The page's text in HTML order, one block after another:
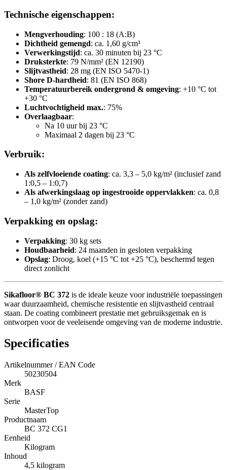
Technische eigenschappen:
Mengverhouding: 100 : 18 (A:B)
Dichtheid gemengd: ca. 1,60 g/cm³
Verwerkingstijd: ca. 30 minuten bij 23 °C
Druksterkte: 79 N/mm² (EN 12190)
Slijtvastheid: 28 mg (EN ISO 5470-1)
Shore D-hardheid: 81 (EN ISO 868)
Temperatuurbereik ondergrond & omgeving: +10 °C tot
+30 °C
Luchtvochtigheid max.: 75%
Overlaagbaar:
Na 10 uur bij 23 °C
Maximaal 2 dagen bij 23 °C
Verbruik:
Als zelfvloeiende coating: ca. 3,3 – 5,0 kg/m² (inclusief zand
1:0,5 – 1:0,7)
Als afwerkingslaag op ingestrooide oppervlakken: ca. 0,8
– 1,0 kg/m² (zonder zand)
Verpakking en opslag:
Verpakking: 30 kg sets
Houdbaarheid: 24 maanden in gesloten verpakking
Opslag: Droog, koel (+15 °C tot +25 °C), beschermd tegen
direct zonlicht
Sikafloor® BC 372 is de ideale keuze voor industriële toepassingen
waar duurzaamheid, chemische resistentie en slijtvastheid centraal
staan. De coating combineert prestatie met gebruiksgemak en is
ontworpen voor de veeleisende omgeving van de moderne industrie.
Specificaties
Artikelnummer / EAN Code
50230504
Merk
BASF
Serie
MasterTop
Productnaam
BC 372 CG1
Eenheid
Kilogram
Inhoud
4,5 kilogram